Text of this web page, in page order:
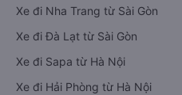
Xe đi Nha Trang từ Sài Gòn
Xe đi Đà Lạt từ Sài Gòn
Xe đi Sapa từ Hà Nội
Xe đi Hải Phòng từ Hà Nội